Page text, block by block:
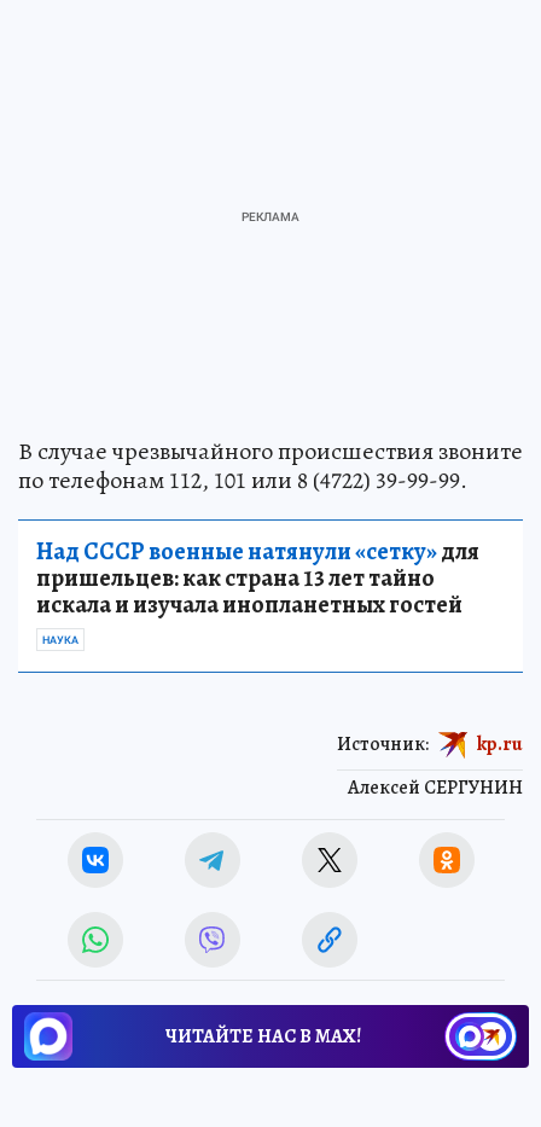
В случае чрезвычайного происшествия звоните
по телефонам 112, 101 или 8 (4722) 39-99-99.
Над СССР военные натянули «сетку»для
пришельцев: как страна 13 лет тайно
искала и изучала инопланетных гостей
НАУКА
Алексей СЕРГУНИН
Источник: kp.ru
ЧИТАЙТЕ НАС В МАХ!